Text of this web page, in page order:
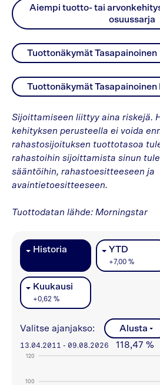
Aiempi tuotto- tai
osuussarja
Tuottonäkymät Tasapainoinen
Tuottonäkymät Tasapainoinen
Sijoittamiseen liittyy aina riskejä.
kehityksen perusteella ei voida
rahastosijoituksen tuottotasoa
rahastoihin sijoittamista sinun
sääntöihin, rahastoesitteeseen ja
avaintietoesitteeseen.
Tuottodatan lähde: Morningstar
Historia YTD
+7,00 %
Kuukausi
+0,62 %
Valitse ajanjakso: Alusta
13.04.2011 - 09.08.2026 118,47 %
100
120